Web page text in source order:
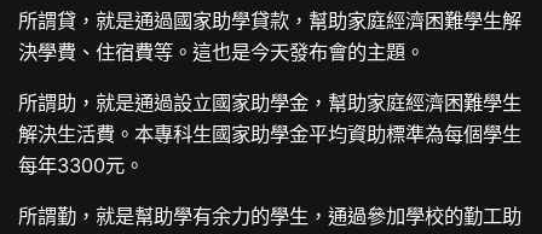
所謂貸，就是通過國家助學貸款，幫助家庭經濟困難學生解
決學費、住宿費等。這也是今天發布會的主題。
所謂助，就是通過設立國家助學金，幫助家庭經濟困難學生
解決生活費。本專科生國家助學金平均資助標準為每個學生
每年3300元。
所謂勤，就是幫助學有余力的學生，通過參加學校的勤工助